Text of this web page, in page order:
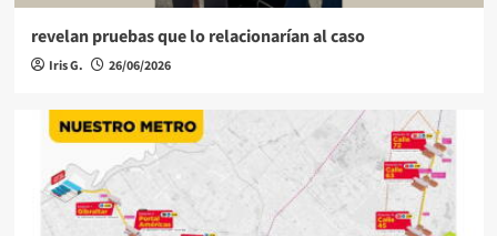
revelan pruebas que lo relacionarían al caso
Iris G. 26/06/2026